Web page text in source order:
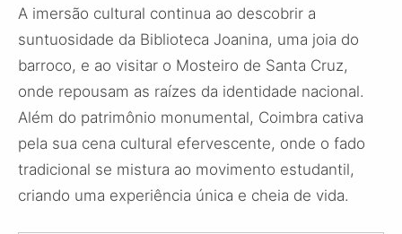
A imersão cultural continua ao descobrir a
suntuosidade da Biblioteca Joanina, uma joia do
barroco, e ao visitar o Mosteiro de Santa Cruz,
onde repousam as raízes da identidade nacional.
Além do patrimônio monumental, Coimbra cativa
pela sua cena cultural efervescente, onde o fado
tradicional se mistura ao movimento estudantil,
criando uma experiência única e cheia de vida.